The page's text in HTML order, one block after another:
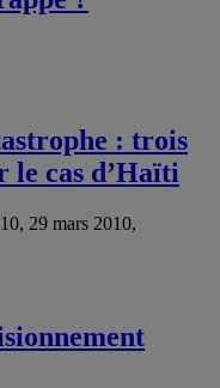
: trois
le cas d’Haïti
29 mars 2010,